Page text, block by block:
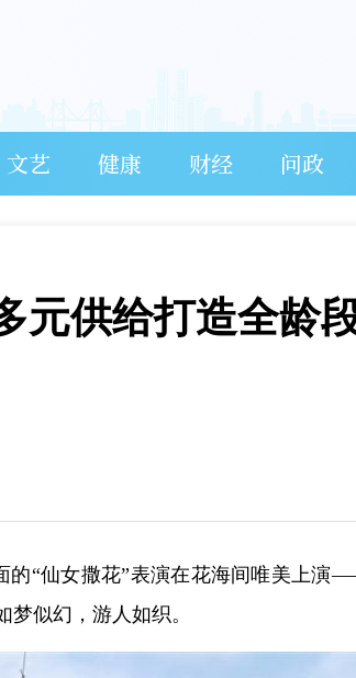
文艺 健康 财经 问政
元供给打造全龄
的“仙女撒花”表演在花海间唯美上演
似幻，游人如织。